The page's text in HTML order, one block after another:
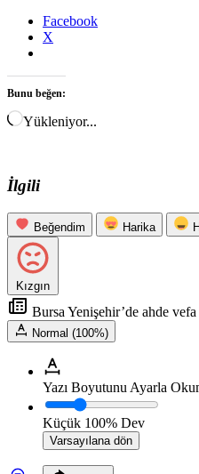
Facebook
X
Bunu beğen:
Yükleniyor...
İlgili
Beğendim Harika
Kızgın
Bursa Yenişehir’de ahde vefa
Normal (100%)
Yazı Boyutunu Ayarla
Küçük 100% Dev
Varsayılana dön